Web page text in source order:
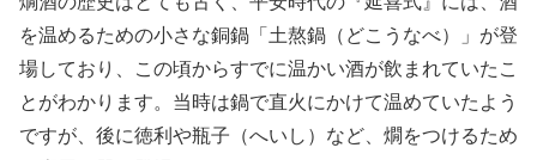
を温めるための小さな銅鍋「土熬鍋（どこうなべ）」が登
場しており、この頃からすでに温かい酒が飲まれていたこ
とがわかります。当時は鍋で直火にかけて温めていたよう
ですが、後に徳利や瓶子（へいし）など、燗をつけるため